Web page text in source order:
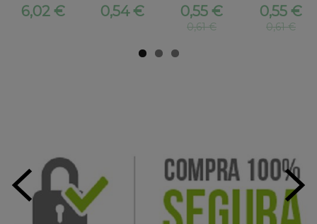
6,02 € 0,54 € 0,55 €
0,61 €
0,55 €
0,61 €